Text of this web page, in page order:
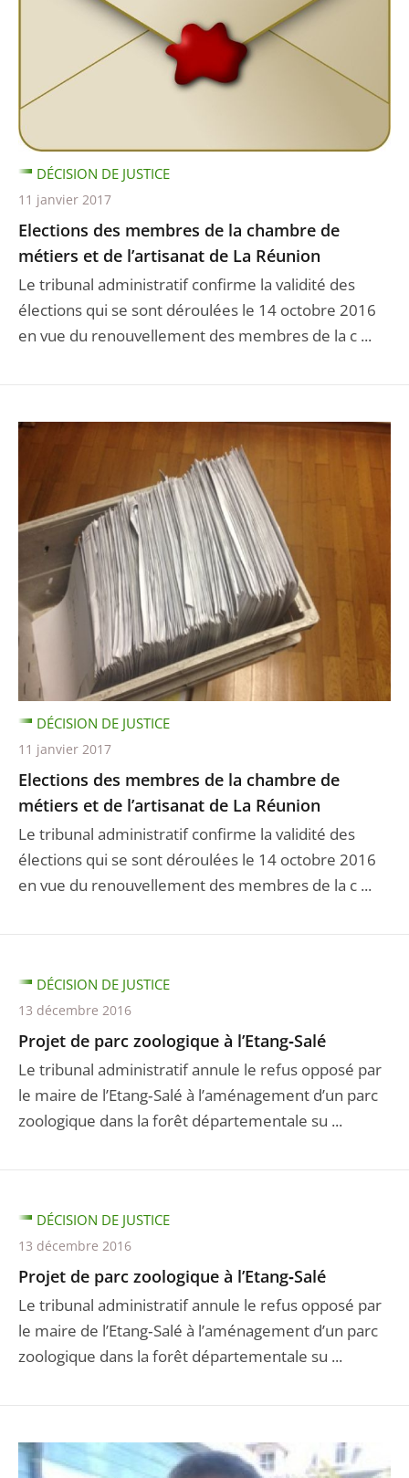
Elections des membres de la chambre de
métiers et de l’artisanat de La Réunion
Le tribunal administratif confirme la validité des
élections qui se sont déroulées le 14 octobre 2016
en vue du renouvellement des membres de la c ...
DÉCISION DE JUSTICE
11 janvier 2017
Elections des membres de la chambre de
métiers et de l’artisanat de La Réunion
Le tribunal administratif confirme la validité des
élections qui se sont déroulées le 14 octobre 2016
en vue du renouvellement des membres de la c ...
DÉCISION DE JUSTICE
11 janvier 2017
Projet de parc zoologique à l’Etang‐Salé
Le tribunal administratif annule le refus opposé par
le maire de l’Etang‐Salé à l’aménagement d’un parc
zoologique dans la forêt départementale su ...
DÉCISION DE JUSTICE
13 décembre 2016
Projet de parc zoologique à l’Etang‐Salé
Le tribunal administratif annule le refus opposé par
le maire de l’Etang‐Salé à l’aménagement d’un parc
zoologique dans la forêt départementale su ...
DÉCISION DE JUSTICE
13 décembre 2016